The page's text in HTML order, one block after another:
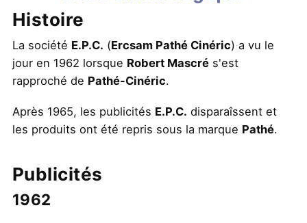
Histoire
La société E.P.C. (Ercsam Pathé Cinéric) a vu le
jour en 1962 lorsque Robert Mascrés'est
rapproché de Pathé-Cinéric.
Après 1965, les publicités E.P.C. disparaîssent et
les produits ont été repris sous la marque Pathé.
Publicités
1962